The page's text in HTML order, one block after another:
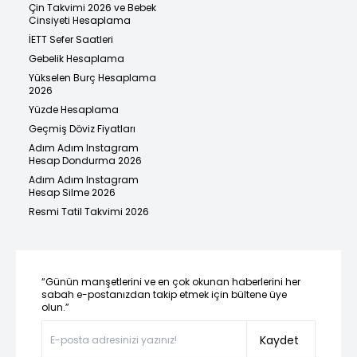
Çin Takvimi 2026 ve Bebek
Cinsiyeti Hesaplama
İETT Sefer Saatleri
Gebelik Hesaplama
Yükselen Burç Hesaplama
2026
Yüzde Hesaplama
Geçmiş Döviz Fiyatları
Adım Adım Instagram
Hesap Dondurma 2026
Adım Adım Instagram
Hesap Silme 2026
Resmi Tatil Takvimi 2026
“Günün manşetlerini ve en çok okunan haberlerini her
sabah e-postanızdan takip etmek için bültene üye
olun.”
Kaydet